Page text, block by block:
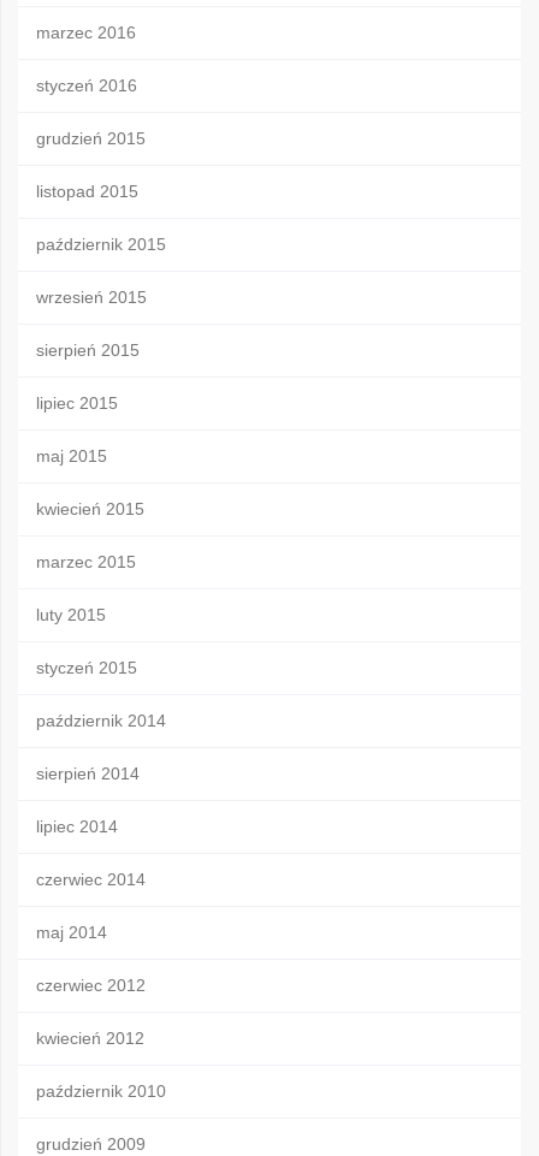
marzec 2016
styczeń 2016
grudzień 2015
listopad 2015
październik 2015
wrzesień 2015
sierpień 2015
lipiec 2015
maj 2015
kwiecień 2015
marzec 2015
luty 2015
styczeń 2015
październik 2014
sierpień 2014
lipiec 2014
czerwiec 2014
maj 2014
czerwiec 2012
kwiecień 2012
październik 2010
grudzień 2009